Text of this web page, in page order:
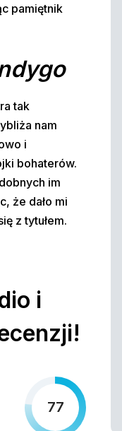
pamiętnik
tak
nam
i
bohaterów.
im
że dało mi
z tytułem.
i
77